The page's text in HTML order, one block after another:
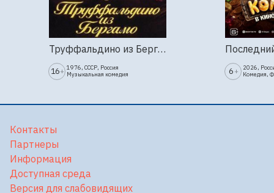
Труффальдино из Бергамо (1976г., Ленфильм, 2 серии)
16+ 1976, СССР, Россия
Музыкальная комедия
6 +
2026,
Комедия,
Контакты
Партнеры
Информация
Доступная среда
Версия для слабовидящих